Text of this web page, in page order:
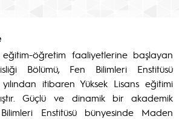
eğitim-öğretim faaliyetlerine başlayan
Bölümü, Fen Bilimleri Enstitüsü
itibaren Yüksek Lisans eğitimi
Güçlü ve dinamik bir akademik
Enstitüsü bünyesinde Maden